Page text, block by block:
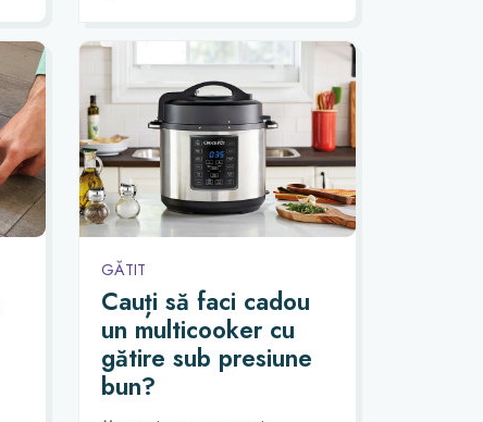
GĂTIT
Cauți să faci cadou
un multicooker cu
gătire sub presiune
bun?